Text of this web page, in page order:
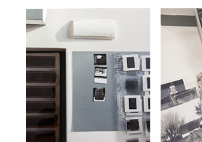
Contacto